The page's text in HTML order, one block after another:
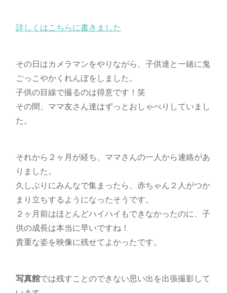
詳しくはこちらに書きました
その日はカメラマンをやりながら、子供達と一緒に鬼
ごっこやかくれんぼをしました。
子供の目線で撮るのは得意です！笑
その間、ママ友さん達はずっとおしゃべりしていまし
た。
それから２ヶ月が経ち、ママさんの一人から連絡があ
りました。
久しぶりにみんなで集まったら、赤ちゃん２人がつか
まり立ちするようになったそうです。
２ヶ月前はほとんどハイハイもできなかったのに、子
供の成長は本当に早いですね！
貴重な姿を映像に残せてよかったです。
写真館では残すことのできない思い出を出張撮影して